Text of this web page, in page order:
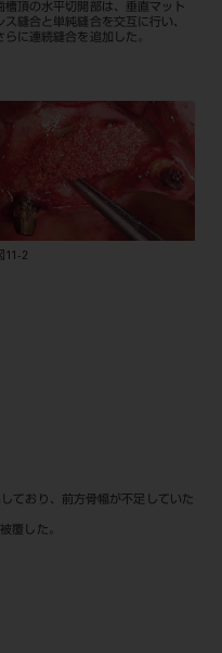
槽頂の水平切開部は、垂直マット
ス縫合と単純縫合を交互に行い、
らに連続縫合を追加した。
11-2
ており、前方骨幅が不足していた
覆した。